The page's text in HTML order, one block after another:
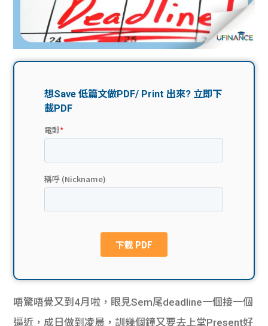
大學
生學
貸款
網上
私人
貸款
Gui
de
ge
校園
Gui
理財
校園
贊助
唔驚唔覺又到4月啦，眼見Sem尾deadline一個接一個
逼近，成日做到凌晨，訓幾個鐘又要去上堂Present好